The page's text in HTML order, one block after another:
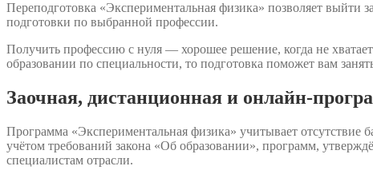
Переподготовка «Экспериментальная физика» позволяет
подготовки по выбранной профессии.
Получить профессию с нуля — хорошее решение, когда не
образовании по специальности, то подготовка поможет вам
Заочная, дистанционная и онлайн-
Программа «Экспериментальная физика» учитывает
учётом требований закона «Об образовании», программ,
специалистам отрасли.